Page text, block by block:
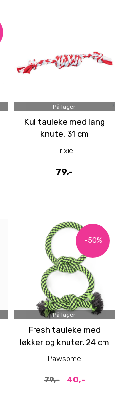
På lager
Kul tauleke med lang
knute, 31 cm
Trixie
79,-
-50%
På lager
Fresh tauleke med
løkker og knuter, 24 cm
Pawsome
79,- 40,-